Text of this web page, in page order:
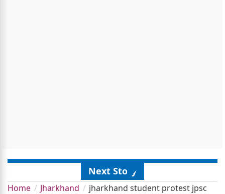
Next Story
Home Jharkhand
jharkhand student protest jpsc